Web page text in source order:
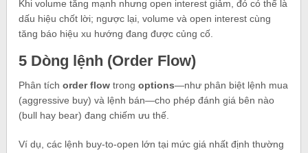
Khi volume tăng mạnh nhưng open interest giảm, đó có thể là
dấu hiệu chốt lời; ngược lại, volume và open interest cùng
tăng báo hiệu xu hướng đang được củng cố.
5 Dòng lệnh (Order Flow)
Phân tíchorder flow trongoptions—như phân biệt lệnh mua
(aggressive buy) và lệnh bán—cho phép đánh giá bên nào
(bull hay bear) đang chiếm ưu thế.
Ví dụ, các lệnh buy‑to‑open lớn tại mức giá nhất định thường